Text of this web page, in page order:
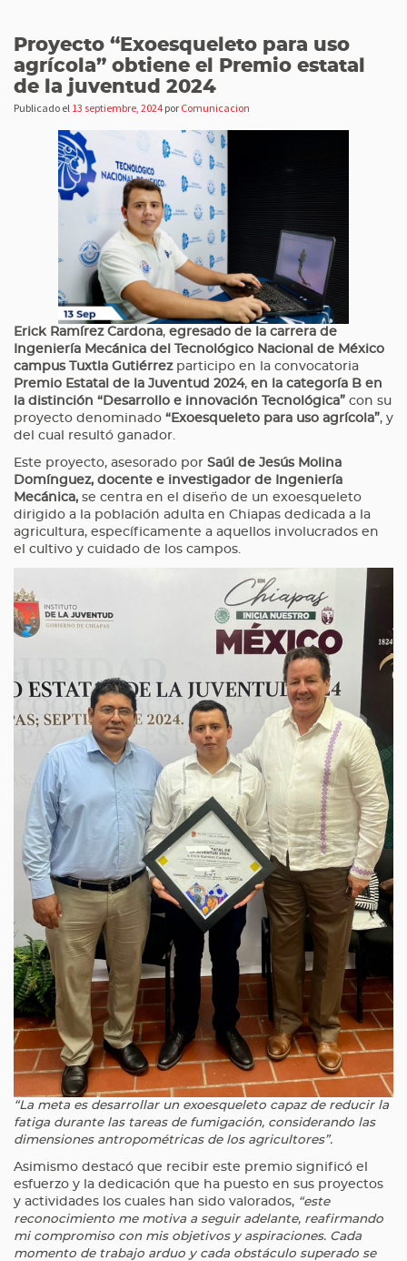
Proyecto “Exoesqueleto para uso
agrícola” obtiene el Premio estatal
de la juventud 2024
Publicado el 13 septiembre, 2024 por Comunicacion
Erick Ramírez Cardona, egresado de la carrera de
Ingeniería Mecánica del Tecnológico Nacional de México
campus Tuxtla Gutiérrezparticipo en la convocatoria
Premio Estatal de la Juventud 2024, en la categoría B en
la distinción “Desarrollo e innovación Tecnológica” con su
proyecto denominado “Exoesqueleto para uso agrícola”, y
del cual resultó ganador.
Este proyecto, asesorado por Saúl de Jesús Molina
Domínguez, docente e investigador de Ingeniería
Mecánica, se centra en el diseño de un exoesqueleto
dirigido a la población adulta en Chiapas dedicada a la
agricultura, específicamente a aquellos involucrados en
el cultivo y cuidado de los campos.
“La meta es desarrollar un exoesqueleto capaz de reducir la
fatiga durante las tareas de fumigación, considerando las
dimensiones antropométricas de los agricultores”.
Asimismo destacó que recibir este premio significó el
esfuerzo y la dedicación que ha puesto en sus proyectos
y actividades los cuales han sido valorados, “este
reconocimiento me motiva a seguir adelante, reafirmando
mi compromiso con mis objetivos y aspiraciones. Cada
momento de trabajo arduo y cada obstáculo superado se